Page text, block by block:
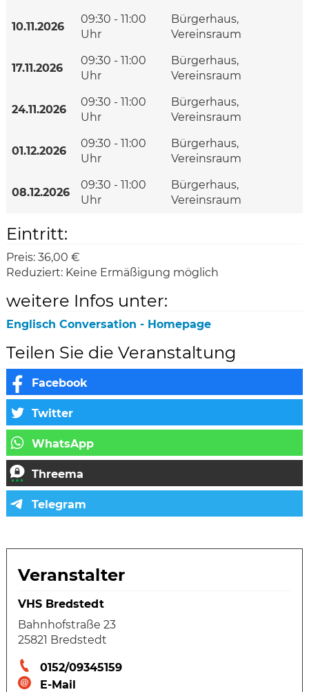
10.11.2026
09:30 - 11:00
Uhr
Bürgerhaus,
Vereinsraum
17.11.2026
09:30 - 11:00
Uhr
Bürgerhaus,
Vereinsraum
24.11.2026
09:30 - 11:00
Uhr
Bürgerhaus,
Vereinsraum
01.12.2026
09:30 - 11:00
Uhr
Bürgerhaus,
Vereinsraum
08.12.2026
09:30 - 11:00
Uhr
Bürgerhaus,
Vereinsraum
Eintritt:
Preis: 36,00 €
Reduziert: Keine Ermäßigung möglich
weitere Infos unter:
Englisch Conversation - Homepage
Teilen Sie die Veranstaltung
Veranstalter
VHS Bredstedt
Bahnhofstraße 23
25821 Bredstedt
0152/09345159
E-Mail